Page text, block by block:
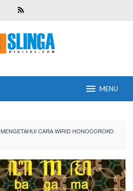
MENU
MENGETAHUI CARA WIRID HONOCOROKO